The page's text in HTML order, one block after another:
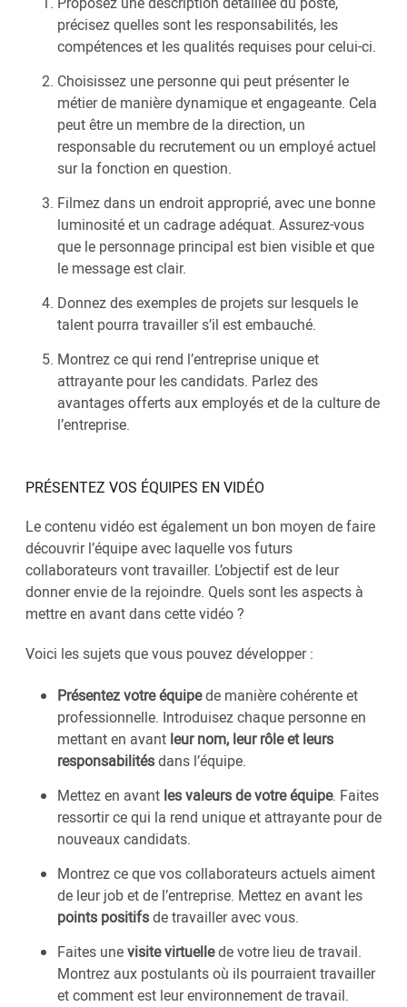
précisez quelles sont les responsabilités, les
compétences et les qualités requises pour celui-ci.
Choisissez une personne qui peut présenter le
métier de manière dynamique et engageante. Cela
peut être un membre de la direction, un
responsable du recrutement ou un employé actuel
sur la fonction en question.
Filmez dans un endroit approprié, avec une bonne
luminosité et un cadrage adéquat. Assurez-vous
que le personnage principal est bien visible et que
le message est clair.
Donnez des exemples de projets sur lesquels le
talent pourra travailler s’il est embauché.
Montrez ce qui rend l’entreprise unique et
attrayante pour les candidats. Parlez des
avantages offerts aux employés et de la culture de
l’entreprise.
PRÉSENTEZ VOS ÉQUIPES EN VIDÉO
Le contenu vidéo est également un bon moyen de faire
découvrir l’équipe avec laquelle vos futurs
collaborateurs vont travailler. L’objectif est de leur
donner envie de la rejoindre. Quels sont les aspects à
mettre en avant dans cette vidéo ?
Voici les sujets que vous pouvez développer :
Présentez votre équipede manière cohérente et
professionnelle. Introduisez chaque personne en
mettant en avant leur nom, leur rôle et leurs
responsabilitésdans l’équipe.
Mettez en avant les valeurs de votre équipe. Faites
ressortir ce qui la rend unique et attrayante pour de
nouveaux candidats.
Montrez ce que vos collaborateurs actuels aiment
de leur job et de l’entreprise. Mettez en avant les
points positifsde travailler avec vous.
Faites unevisite virtuellede votre lieu de travail.
Montrez aux postulants où ils pourraient travailler
et comment est leur environnement de travail.